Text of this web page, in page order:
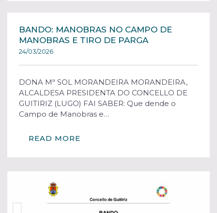
BANDO: MANOBRAS NO CAMPO DE
MANOBRAS E TIRO DE PARGA
24/03/2026
DONA Mª SOL MORANDEIRA MORANDEIRA,
ALCALDESA PRESIDENTA DO CONCELLO DE
GUITIRIZ (LUGO) FAI SABER: Que dende o
Campo de Manobras e…
READ MORE